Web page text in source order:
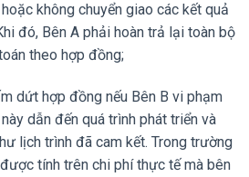
không chuyển giao các kết quả
đó, Bên A phải hoàn trả lại toàn bộ
theo hợp đồng;
dứt hợp đồng nếu Bên B vi phạm
dẫn đến quá trình phát triển và
lịch trình đã cam kết. Trong trường
tính trên chi phí thực tế mà bên